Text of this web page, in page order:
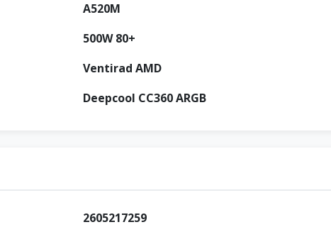
A520M
500W 80+
Ventirad AMD
Deepcool CC360 ARGB
2605217259